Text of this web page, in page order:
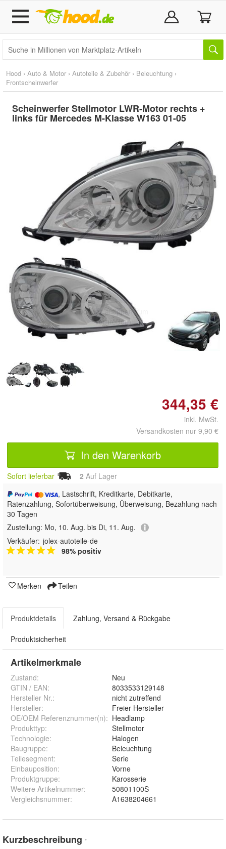
Hood › Auto & Motor › Autoteile & Zubehör › Beleuchtung ›
Frontscheinwerfer
Scheinwerfer Stellmotor LWR-Motor rechts +
links für Mercedes M-Klasse W163 01-05
Doppelt antippen zum
vergrößern
344,35 €
inkl. MwSt.
Versandkosten nur 9,90 €
In den Warenkorb
Sofort lieferbar 2 Auf Lager
, Lastschrift, Kreditkarte, Debitkarte,
Ratenzahlung, Sofortüberweisung, Überweisung, Bezahlung nach
30 Tagen
Zustellung: Mo, 10. Aug. bis Di, 11. Aug.
Verkäufer: jolex-autoteile-de
98% positiv
Merken Teilen
Produktdetails Zahlung, Versand & Rückgabe
Produktsicherheit
Artikelmerkmale
Zustand:
Neu
GTIN / EAN:
8033533129148
Hersteller Nr.:
nicht zutreffend
Hersteller:
Freier Hersteller
OE/OEM Referenznummer(n): Headlamp
Produkttyp:
Stellmotor
Technologie:
Halogen
Baugruppe:
Beleuchtung
Teilesegment:
Serie
Einbauposition:
Vorne
Produktgruppe:
Karosserie
Weitere Artikelnummer:
50801100S
Vergleichsnummer: A1638204661
Kurzbeschreibung *